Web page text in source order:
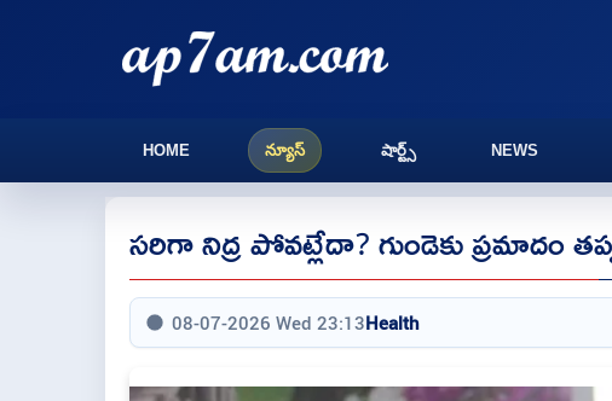
HOME న్యూస్ షార్ట్స్ NEWS
సరిగా నిద్ర పోవట్లేదా? గుండెకు ప్రమాదం
08-07-2026 Wed 23:13Health